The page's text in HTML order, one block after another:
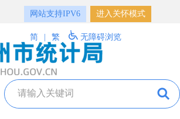
网站支持IPV6 进入关怀模式
简 繁 无障碍浏览